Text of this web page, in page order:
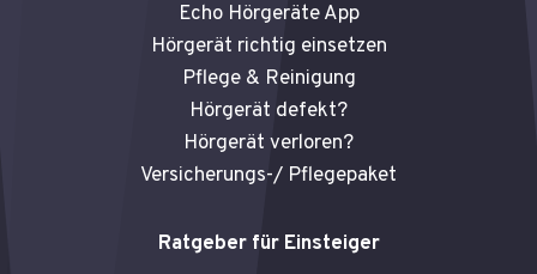
Echo Hörgeräte App
Hörgerät richtig einsetzen
Pflege & Reinigung
Hörgerät defekt?
Hörgerät verloren?
Versicherungs-/ Pflegepaket
Ratgeber für Einsteiger